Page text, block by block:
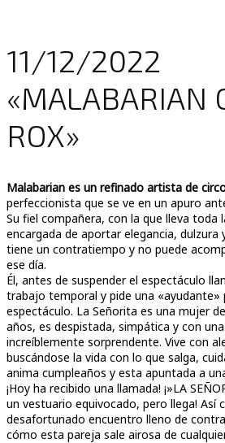
11/12/2022
«MALABARIAN
ROX»
Malabarian es un refinado artista de
perfeccionista que se ve en un apuro
Su fiel compañera, con la que lleva toda
encargada de aportar elegancia, dulzura
tiene un contratiempo y no puede
ese día.
Él, antes de suspender el espectáculo
trabajo temporal y pide una «ayudante»
espectáculo. La Señorita es una mujer
años, es despistada, simpática y con
increíblemente sorprendente. Vive con
buscándose la vida con lo que salga,
anima cumpleaños y esta apuntada a
¡Hoy ha recibido una llamada! ¡»LA
un vestuario equivocado, pero llega! Así
desafortunado encuentro lleno de
cómo esta pareja sale airosa de